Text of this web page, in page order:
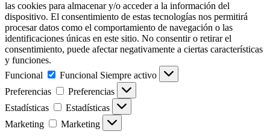
las cookies para almacenar y/o acceder a la información del
dispositivo. El consentimiento de estas tecnologías nos permitirá
procesar datos como el comportamiento de navegación o las
identificaciones únicas en este sitio. No consentir o retirar el
consentimiento, puede afectar negativamente a ciertas características
y funciones.
Funcional
Funcional Siempre activo
Preferencias
Preferencias
Estadísticas
Estadísticas
Marketing
Marketing